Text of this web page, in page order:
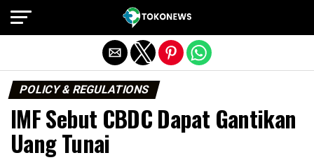
POLICY & REGULATIONS
IMF Sebut CBDC Dapat Gantikan
Uang Tunai
Exit mobile version